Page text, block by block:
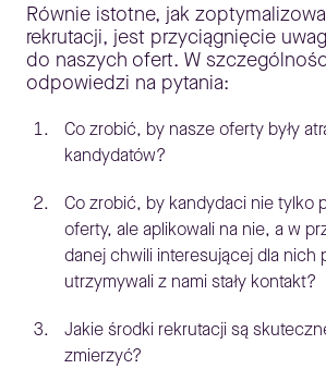
Równie istotne, jak
rekrutacji, jest przyciągnięcie
do naszych ofert. W
odpowiedzi na pytania:
Co zrobić, by nasze oferty były
kandydatów?
Co zrobić, by kandydaci nie tylko
oferty, ale aplikowali na nie, a w
danej chwili interesującej dla nich
utrzymywali z nami stały kontakt?
Jakie środki rekrutacji są
zmierzyć?